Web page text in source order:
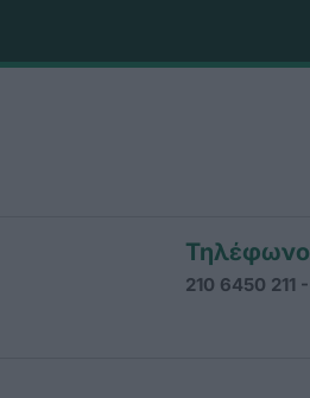
Τηλέφωνο
210 6450 211